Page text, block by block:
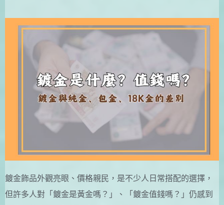
鍍金飾品外觀亮眼、價格親民，是不少人日常搭配的選擇，
但許多人對「鍍金是黃金嗎？」、「鍍金值錢嗎？」仍感到